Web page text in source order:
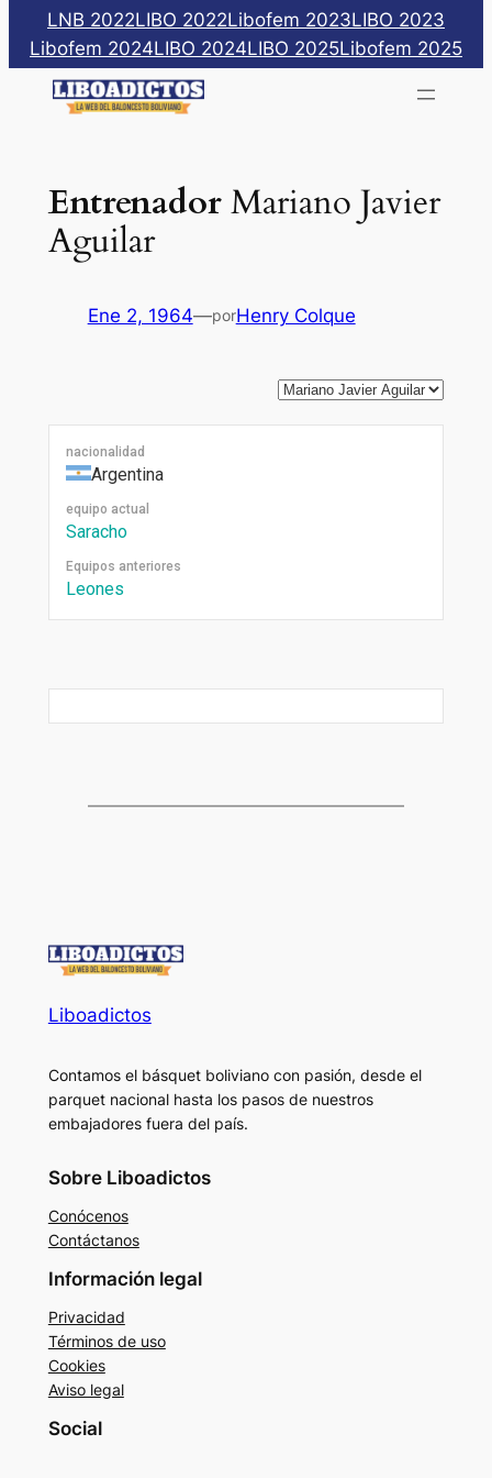
Saltar
contenido
LNB 2022LIBO 2022Libofem 2023LIBO 2023
Libofem 2024LIBO 2024LIBO 2025Libofem 2025
EntrenadorMariano Javier
Aguilar
Ene 2, 1964—porHenry Colque
nacionalidad
Argentina
equipo actual
Saracho
Equipos anteriores
Leones
Liboadictos
Contamos el básquet boliviano con pasión, desde el
parquet nacional hasta los pasos de nuestros
embajadores fuera del país.
Sobre Liboadictos
Conócenos
Contáctanos
Información legal
Privacidad
Términos de uso
Cookies
Aviso legal
Social